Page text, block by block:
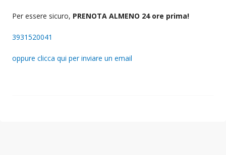
Per essere sicuro, PRENOTA ALMENO 24 ore prima!
3931520041
oppure clicca qui per inviare un email